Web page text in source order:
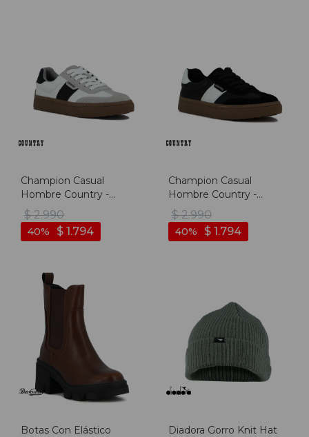
Champion Casual
Hombre Country -
Blanco
$ 2.990
$ 1.794
40
Champion Casual
Hombre Country -
Negro
$ 2.990
$ 1.794
40
Botas Con Elástico
Diadora Gorro Knit Hat